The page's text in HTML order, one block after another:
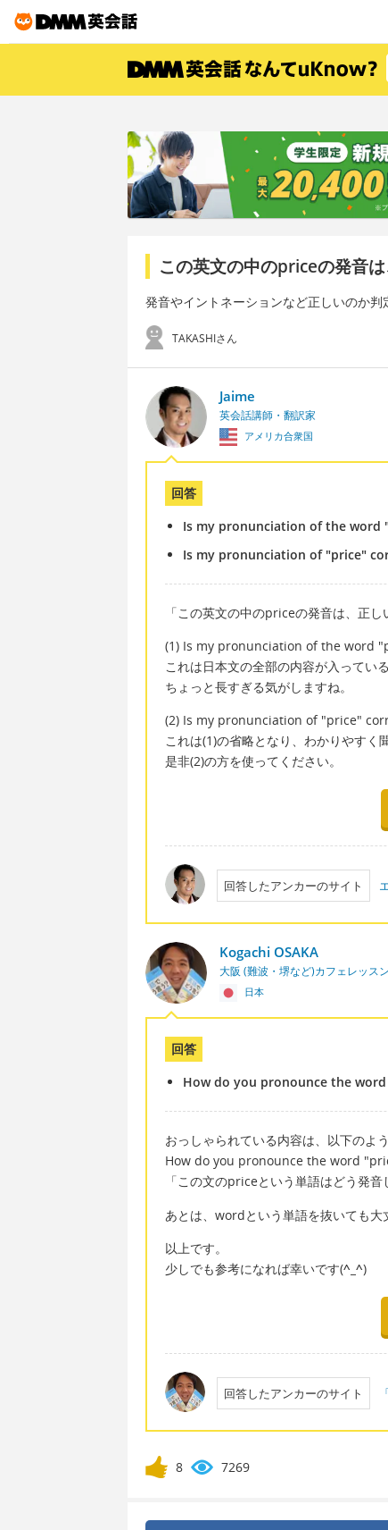
この英文の中のpriceの発音
発音やイントネーションなど正しいのか判
TAKASHIさん
Jaime
英会話講師・翻訳家
アメリカ合衆国
回答
Is my pronunciation of the word
Is my pronunciation of "price"
「この英文の中のpriceの発音は、正
(1) Is my pronunciation of the word
これは日本文の全部の内容が入っている
ちょっと長すぎる気がしますね。
(2) Is my pronunciation of "price"
これは(1)の省略となり、わかりやすく
是非(2)の方を使ってください。
回答したアンカーのサイト
Kogachi OSAKA
大阪 (難波・堺など)カフェレッス
日本
回答
How do you pronounce the
おっしゃられている内容は、以下のよ
How do you pronounce the word
「この文のpriceという単語はどう発音
あとは、wordという単語を抜いても大
以上です。
少しでも参考になれば幸いです(^_^)
回答したアンカーのサイト
8 7269